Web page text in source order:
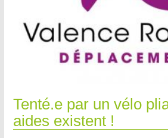
Tenté.e par un vélo
aides existent !